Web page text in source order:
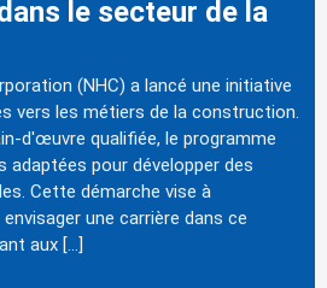
le secteur de la
(NHC) a lancé une initiative
vers les métiers de la construction.
d'œuvre qualifiée, le programme
pour développer des
Cette démarche vise à
une carrière dans ce
aux […]